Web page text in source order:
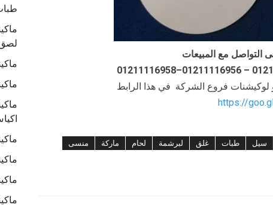
التواصل مع المبيعات
لوكيشنات فروع الشركة في هذا الرابط
https://
سيل طبات غلق لبرشمة لحام ماركة
منسى
لصق